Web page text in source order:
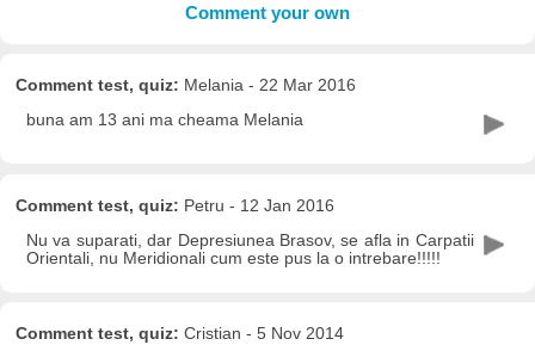
Comment your own
Comment test, quiz: Melania - 22 Mar 2016
buna am 13 ani ma cheama Melania
Comment test, quiz: Petru - 12 Jan 2016
Nu va suparati, dar Depresiunea Brasov, se afla in Carpatii
Orientali, nu Meridionali cum este pus la o intrebare!!!!!
Comment test, quiz: Cristian - 5 Nov 2014